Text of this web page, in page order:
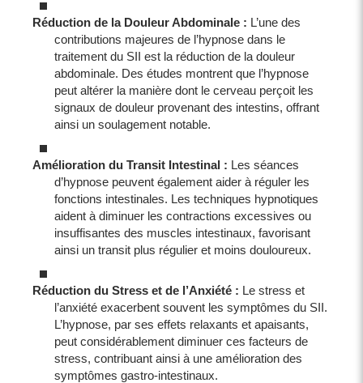
Réduction de la Douleur Abdominale : L’une des
contributions majeures de l’hypnose dans le
traitement du SII est la réduction de la douleur
abdominale. Des études montrent que l’hypnose
peut altérer la manière dont le cerveau perçoit les
signaux de douleur provenant des intestins, offrant
ainsi un soulagement notable.
Amélioration du Transit Intestinal : Les séances
d’hypnose peuvent également aider à réguler les
fonctions intestinales. Les techniques hypnotiques
aident à diminuer les contractions excessives ou
insuffisantes des muscles intestinaux, favorisant
ainsi un transit plus régulier et moins douloureux.
Réduction du Stress et de l’Anxiété : Le stress et
l’anxiété exacerbent souvent les symptômes du SII.
L’hypnose, par ses effets relaxants et apaisants,
peut considérablement diminuer ces facteurs de
stress, contribuant ainsi à une amélioration des
symptômes gastro-intestinaux.